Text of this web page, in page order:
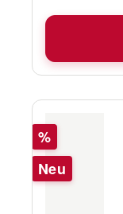
Rabatt
%
Neu